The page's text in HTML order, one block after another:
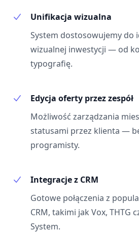
Unifikacja wizualna
System dostosowujemy do
wizualnej inwestycji — od
typografię.
Edycja oferty przez zespół
Możliwość zarządzania
statusami przez klienta —
programisty.
Integracje z CRM
Gotowe połączenia z
CRM, takimi jak Vox, THTG
System.